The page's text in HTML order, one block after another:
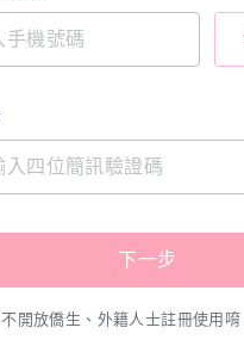
不開放僑生、外籍人士註冊使用唷